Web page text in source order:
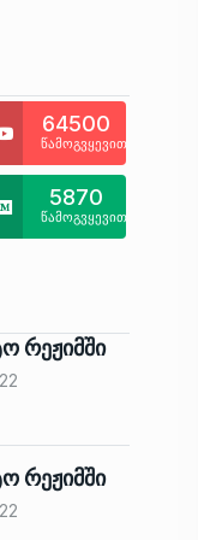
64500
წამოგვყევით
5870
წამოგვყევით
რეჟიმში
რეჟიმში